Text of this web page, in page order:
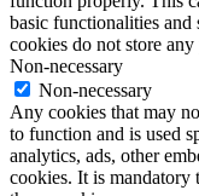
basic functionalities and
cookies do not store
Non-necessary
Non-necessary
Any cookies that may
to function and is used
analytics, ads, other
cookies. It is mandatory